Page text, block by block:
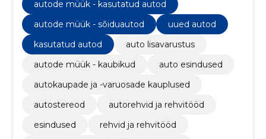
autode müük - kasutatud autod
autode müük - sõiduautod
uued autod
kasutatud autod
auto lisavarustus
autode müük - kaubikud
auto esindused
autokaupade ja -varuosade kauplused
autostereod
autorehvid ja rehvitööd
esindused
rehvid ja rehvitööd